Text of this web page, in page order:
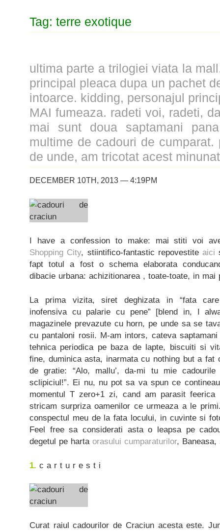
Tag: terre exotique
ultima parte a trilogiei viata la
principal pleaca dupa un pachet
intoarce. kidding, personajul
MAI fumeaza. radeti voi, radeti,
mai sunt doua saptamani
multime de cadouri de
de unde, am tricotat acest
DECEMBER 10TH, 2013 — 4:19PM
I have a confession to make: mai stiti voi
Shopping City, stiintifico-fantastic repovestite aici
fapt totul a fost o schema elaborata
dibacie urbana: achizitionarea , toate-toate, in mai
La prima vizita, siret deghizata in “fata care
inofensiva cu palarie cu pene” [blend in, I
magazinele prevazute cu horn, pe unde sa se
cu pantaloni rosii. M-am intors, cateva
tehnica periodica pe baza de lapte, biscuiti si
fine, duminica asta, inarmata cu nothing but a fat
de gratie: “Alo, mallu’, da-mi tu mie
sclipiciul!”. Ei nu, nu pot sa va spun ce
momentul T zero+1 zi, cand am parasit
stricam surpriza oamenilor ce urmeaza a le
conspectul meu de la fata locului, in cuvinte si
Feel free sa considerati asta o leapsa pe
degetul pe harta orasului cumparaturilor,
1. c a r t u r e s t i
Curat raiul cadourilor de Craciun acesta este.